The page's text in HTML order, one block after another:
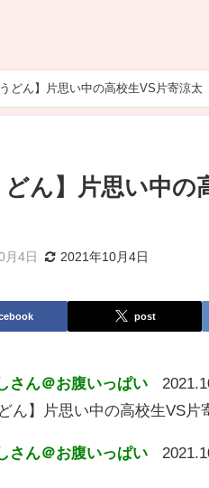
うどん】片思い中の高校生VS片寄涼太
どん】片思い中の
月4日 2021年10月4日
post
さん＠お腹いっぱい
どん】片思い中の高校生VS
さん＠お腹いっぱい